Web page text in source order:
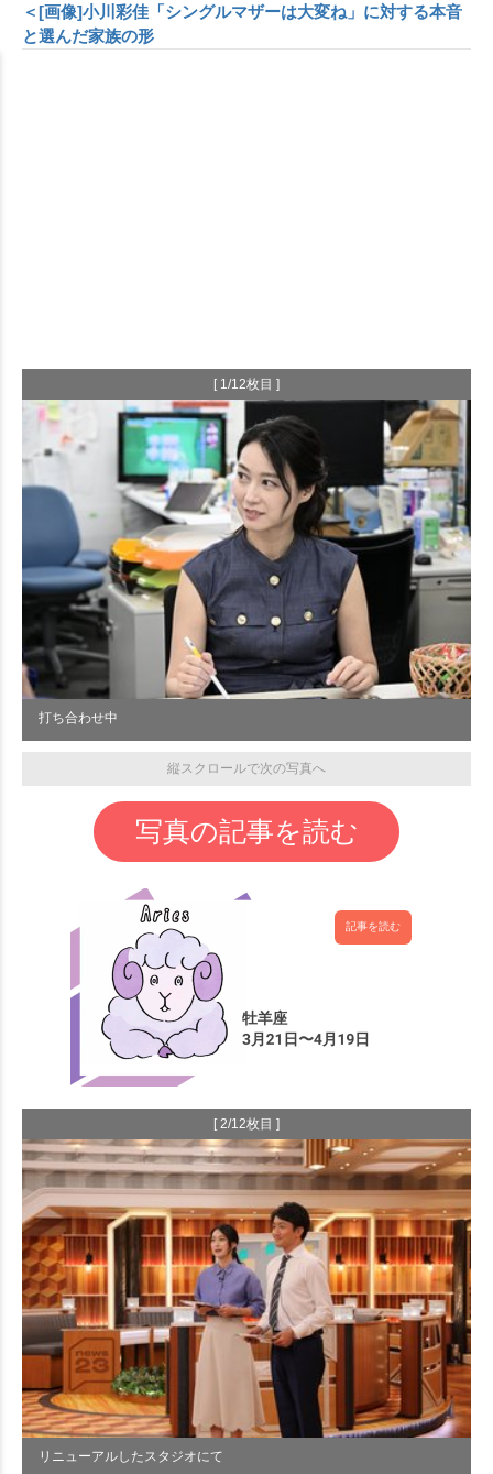
＜[画像]小川彩佳「シングルマザーは大変ね」に対する本音
と選んだ家族の形
[ 1/12枚目 ]
打ち合わせ中
縦スクロールで次の写真へ
写真の記事を読む
記事を読む
[ 2/12枚目 ]
リニューアルしたスタジオにて